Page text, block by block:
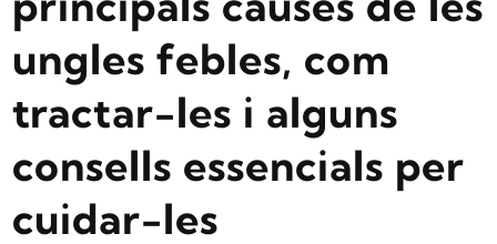
ungles febles, com
tractar-les i alguns
consells essencials per
cuidar-les